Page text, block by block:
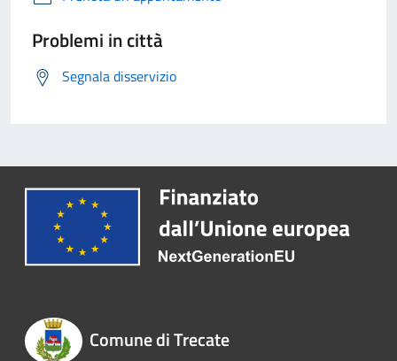
Problemi in città
Segnala disservizio
Comune di Trecate